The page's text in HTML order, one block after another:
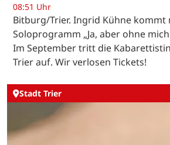
08:51 Uhr
Bitburg/Trier. Ingrid Kühne
Soloprogramm „Ja, aber ohne
Im September tritt die
Trier auf. Wir verlosen Tickets!
Stadt Trier